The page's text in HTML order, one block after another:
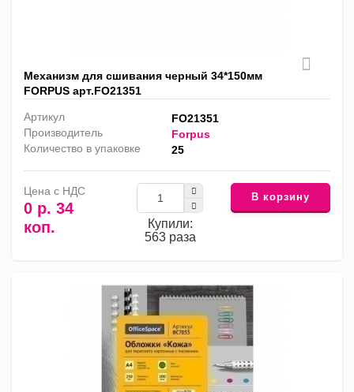
Механизм для сшивания черный 34*150мм
FORPUS арт.FO21351
Артикул
FO21351
Производитель
Forpus
Количество в упаковке
25
Цена с НДС
0 р. 34
коп.
Купили:
563 раза
В корзину